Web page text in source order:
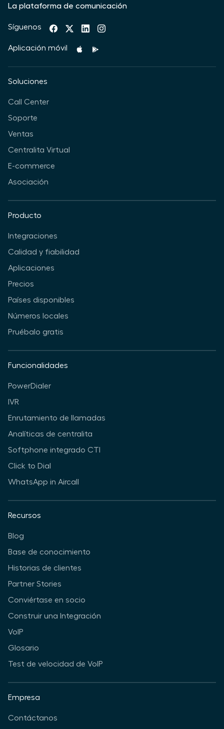
La plataforma de comunicación
Síguenos
Aplicación móvil
Soluciones
Call Center
Soporte
Ventas
Centralita Virtual
E-commerce
Asociación
Producto
Integraciones
Calidad y fiabilidad
Aplicaciones
Precios
Países disponibles
Números locales
Pruébalo gratis
Funcionalidades
PowerDialer
IVR
Enrutamiento de llamadas
Analíticas de centralita
Softphone integrado CTI
Click to Dial
WhatsApp in Aircall
Recursos
Blog
Base de conocimiento
Historias de clientes
Partner Stories
Conviértase en socio
Construir una Integración
VoIP
Glosario
Test de velocidad de VoIP
Empresa
Contáctanos